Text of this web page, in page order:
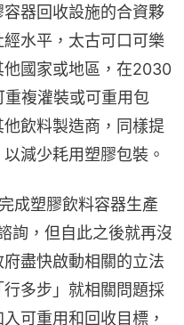
器回收設施的合資夥
水平，太古可口可樂
國家或地區，在2030
複灌裝或可重用包
飲料製造商，同樣提
減少耗用塑膠包裝。
成塑膠飲料容器生產
詢，但自此之後就再沒
盡快啟動相關的立法
多步」就相關問題採
可重用和回收目標，